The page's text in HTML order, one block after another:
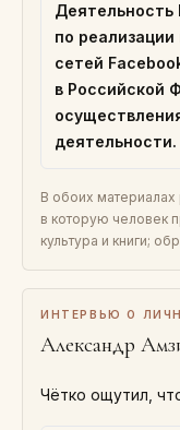
Деятельность
по
сетей
в Российской
деятельности.
В обоих
в которую человек
культура и книги;
ИНТЕРВЬЮ О
Александр
Чётко ощутил,